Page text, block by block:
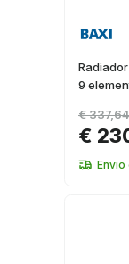
9
€
€ 337,64